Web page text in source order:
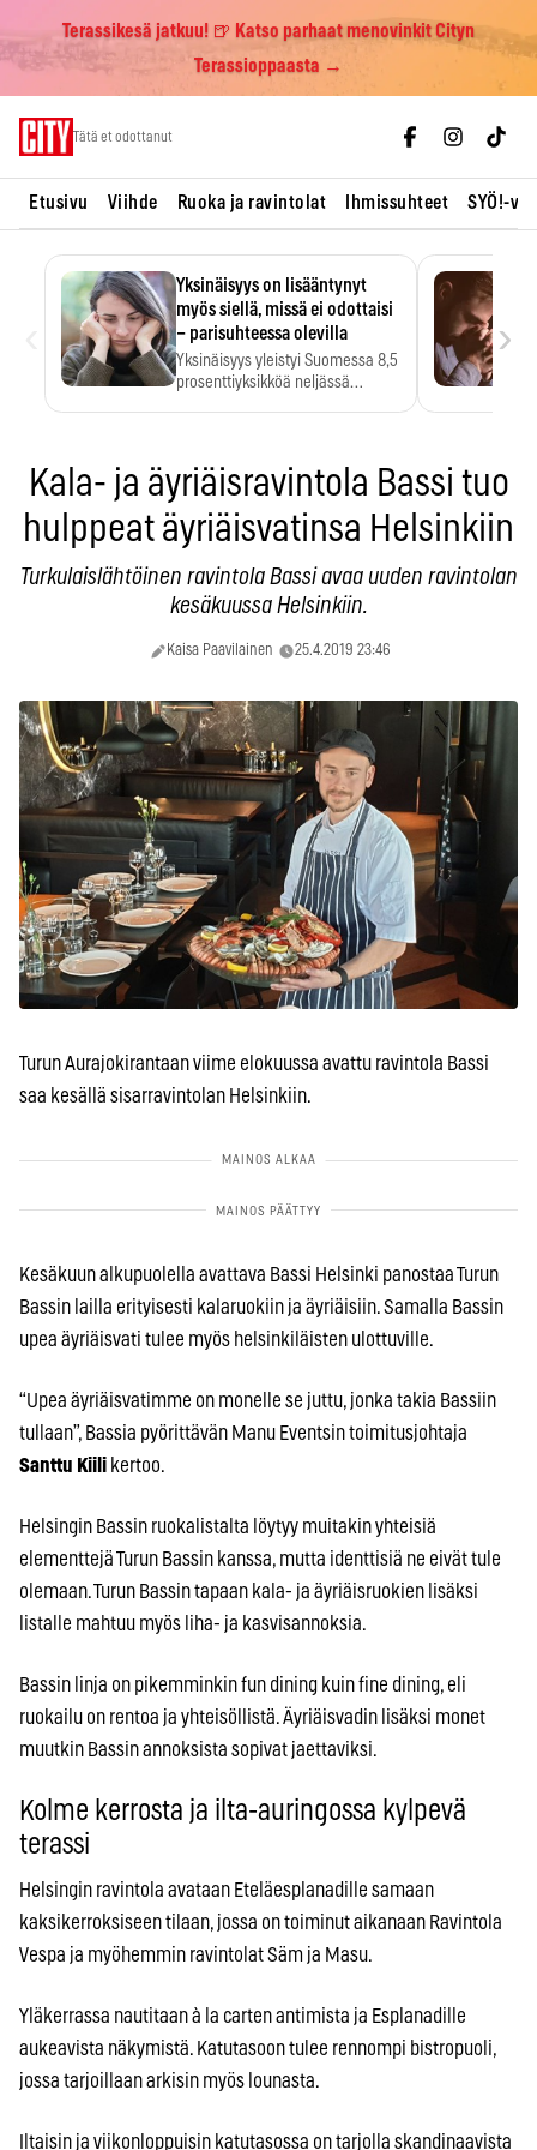
Terassikesä jatkuu! 🍺 Katso parhaat menovinkit Cityn
Terassioppaasta →
Tätä et odottanut
Etusivu Viihde Ruoka ja ravintolat Ihmissuhteet SYÖ!-
Yksinäisyys on lisääntynyt
myös siellä, missä ei odottaisi
– parisuhteessa olevilla
Yksinäisyys yleistyi Suomessa 8,5
prosenttiyksikköä neljässä
›
Kala- ja äyriäisravintola Bassi tuo
hulppeat äyriäisvatinsa Helsinkiin
Turkulaislähtöinen ravintola Bassi avaa uuden ravintolan
kesäkuussa Helsinkiin.
Kaisa Paavilainen 25.4.2019 23:46
Turun Aurajokirantaan viime elokuussa avattu ravintola Bassi
saa kesällä sisarravintolan Helsinkiin.
Kesäkuun alkupuolella avattava Bassi Helsinki panostaa Turun
Bassin lailla erityisesti kalaruokiin ja äyriäisiin. Samalla Bassin
upea äyriäisvati tulee myös helsinkiläisten ulottuville.
“Upea äyriäisvatimme on monelle se juttu, jonka takia Bassiin
tullaan”, Bassia pyörittävän Manu Eventsin toimitusjohtaja
Santtu Kiili kertoo.
Helsingin Bassin ruokalistalta löytyy muitakin yhteisiä
elementtejä Turun Bassin kanssa, mutta identtisiä ne eivät tule
olemaan. Turun Bassin tapaan kala- ja äyriäisruokien lisäksi
listalle mahtuu myös liha- ja kasvisannoksia.
Bassin linja on pikemminkin fun dining kuin fine dining, eli
ruokailu on rentoa ja yhteisöllistä. Äyriäisvadin lisäksi monet
muutkin Bassin annoksista sopivat jaettaviksi.
Kolme kerrosta ja ilta-auringossa kylpevä
terassi
Helsingin ravintola avataan Eteläesplanadille samaan
kaksikerroksiseen tilaan, jossa on toiminut aikanaan Ravintola
Vespa ja myöhemmin ravintolat Säm ja Masu.
Yläkerrassa nautitaan à la carten antimista ja Esplanadille
aukeavista näkymistä. Katutasoon tulee rennompi bistropuoli,
jossa tarjoillaan arkisin myös lounasta.
Iltaisin ja viikonloppuisin katutasossa on tarjolla skandinaavista